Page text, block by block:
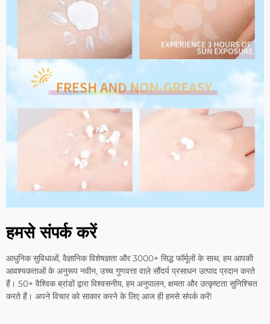
हमसे संपर्क करें
आधुनिक सुविधाओं, वैज्ञानिक विशेषज्ञता और 3000+ सिद्ध फॉर्मूलों के साथ, हम आपकी
आवश्यकताओं के अनुरूप नवीन, उच्च गुणवत्ता वाले सौंदर्य प्रसाधन उत्पाद प्रदान करते
हैं। 50+ वैश्विक ब्रांडों द्वारा विश्वसनीय, हम अनुपालन, क्षमता और उत्कृष्टता सुनिश्चित
करते हैं। अपने विचार को साकार करने के लिए आज ही हमसे संपर्क करें!